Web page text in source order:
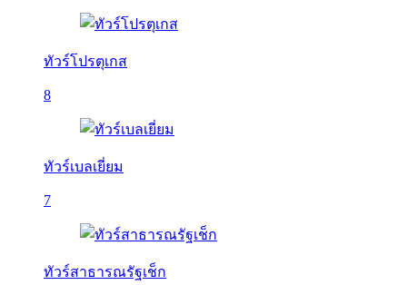
ทัวร์โปรตุเกส
8
ทัวร์เบลเยี่ยม
7
ทัวร์สาธารณรัฐเช็ก